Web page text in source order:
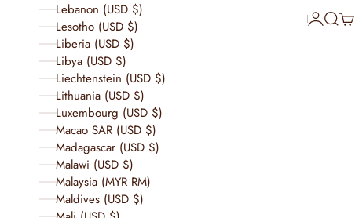
Lebanon (USD $)
Lesotho (USD $)
Liberia (USD $)
Libya (USD $)
Liechtenstein (USD $)
Lithuania (USD $)
Luxembourg (USD $)
Macao SAR (USD $)
Madagascar (USD $)
Malawi (USD $)
Malaysia (MYR RM)
Maldives (USD $)
Login